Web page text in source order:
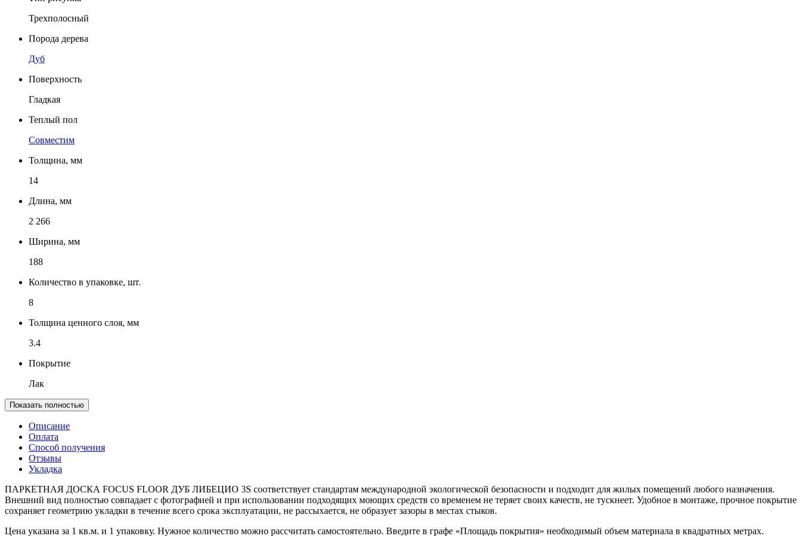
Трехполосный
Порода дерева
Дуб
Поверхность
Гладкая
Теплый пол
Совместим
Толщина, мм
14
Длина, мм
2 266
Ширина, мм
188
Количество в упаковке, шт.
8
Толщина ценного слоя, мм
3.4
Покрытие
Лак
Показать полностью
Описание
Оплата
Способ получения
Отзывы
Укладка
ПАРКЕТНАЯ ДОСКА FOCUS FLOOR ДУБ ЛИБЕЦИО 3S соответствует стандартам международной экологической безопасности и подходит для жилых помещений любого назначения.
Внешний вид полностью совпадает с фотографией и при использовании подходящих моющих средств со временем не теряет своих качеств, не тускнеет. Удобное в монтаже, прочное покрытие
сохраняет геометрию укладки в течение всего срока эксплуатации, не рассыхается, не образует зазоры в местах стыков.
Цена указана за 1 кв.м. и 1 упаковку. Нужное количество можно рассчитать самостоятельно. Введите в графе «Площадь покрытия» необходимый объем материала в квадратных метрах.